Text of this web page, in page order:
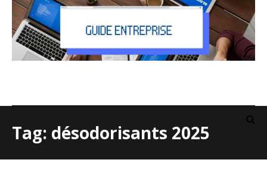
Tag: désodorisants 2025